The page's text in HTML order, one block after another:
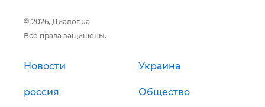
© 2026, Диалог.ua
Все права защищены.
Новости Украина
россия Общество